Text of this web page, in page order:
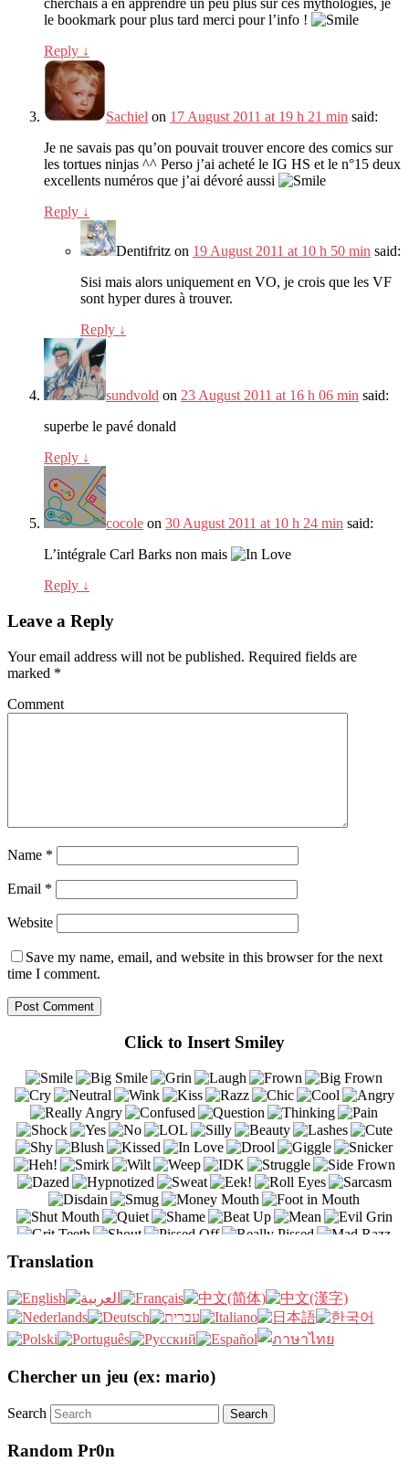
cherchais à en apprendre un peu plus sur ces mythologies, je
le bookmark pour plus tard merci pour l’info !
Reply ↓
Sachiel on 17 August 2011 at 19 h 21 min said:
Je ne savais pas qu’on pouvait trouver encore des comics sur
les tortues ninjas ^^ Perso j’ai acheté le IG HS et le n°15 deux
excellents numéros que j’ai dévoré aussi
Reply ↓
Dentifritz on 19 August 2011 at 10 h 50 min said:
Sisi mais alors uniquement en VO, je crois que les VF
sont hyper dures à trouver.
Reply ↓
sundvold on 23 August 2011 at 16 h 06 min said:
superbe le pavé donald
Reply ↓
cocole on 30 August 2011 at 10 h 24 min said:
L’intégrale Carl Barks non mais
Reply ↓
Leave a Reply
Your email address will not be published. Required fields are
marked *
Comment
Name *
Email *
Website
Save my name, email, and website in this browser for the next
time I comment.
Click to Insert Smiley
Translation
Chercher un jeu (ex: mario)
Search
Random Pr0n